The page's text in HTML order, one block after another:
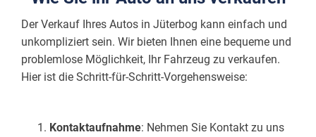
Der Verkauf Ihres Autos in Jüterbog kann einfach und
unkompliziert sein. Wir bieten Ihnen eine bequeme und
problemlose Möglichkeit, Ihr Fahrzeug zu verkaufen.
Hier ist die Schritt-für-Schritt-Vorgehensweise:
Kontaktaufnahme: Nehmen Sie Kontakt zu uns